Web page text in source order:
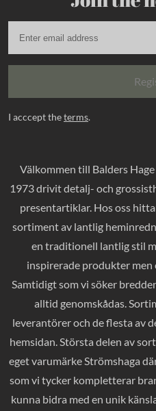
I acccept theterms.
Välkommen till Balders
1973 drivit detalj- och
presentartiklar. Hos oss
sortiment av lantlig
en traditionell lantlig stil
inspirerade produkter men
Samtidigt som vi söker
alltid genomskådas.
leverantörer och de flesta av
hemsidan. Största delen av
eget varumärke Strömshaga
som vi tycker kompletterar
kunna bidra med en unik